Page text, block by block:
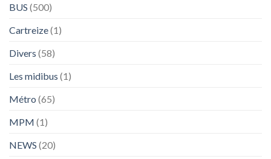
BUS (500)
Cartreize(1)
Divers (58)
Les midibus (1)
Métro (65)
MPM (1)
NEWS (20)